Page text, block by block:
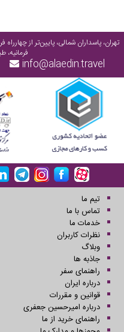
تهران، پاسداران شمالی، پایین‌تر از
فرمانیه، طبقه 7،
info@alaedin.travel
تیم ما
تماس با ما
خدمات ما
نظرات کاربران
وبلاگ
جاذبه ها
راهنمای سفر
درباره ایران
قوانین و مقررات
درباره امیرحسین جعفری
راهنمای خرید از ما